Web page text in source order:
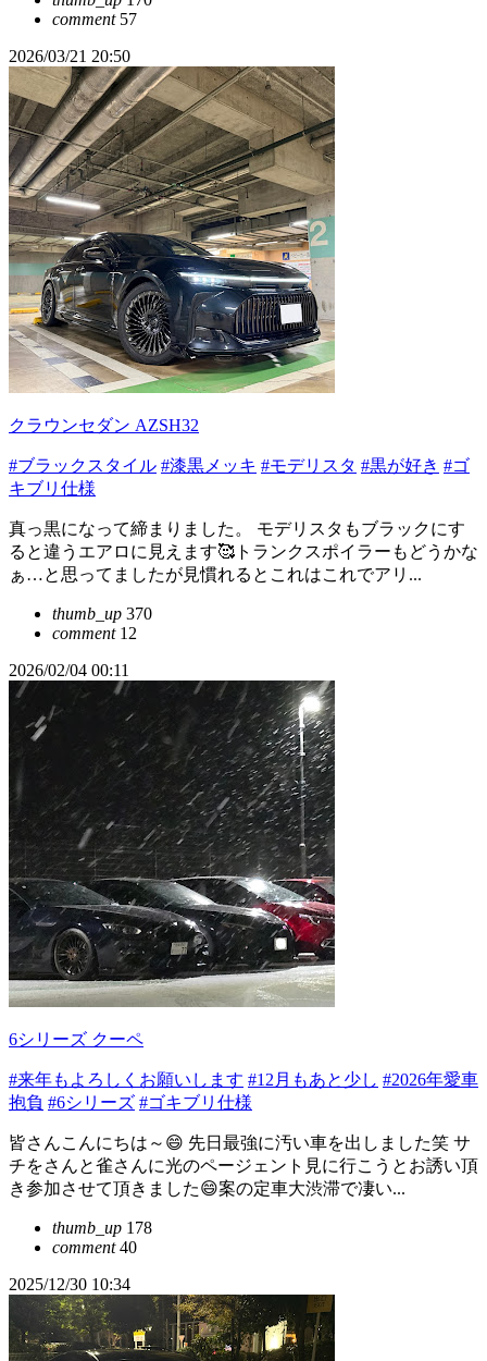
comment57
2026/03/21 20:50
クラウンセダン AZSH32
#ブラックスタイル #漆黒メッキ #モデリスタ #黒が好き #ゴ
キブリ仕様
真っ黒になって締まりました。 モデリスタもブラックにす
ると違うエアロに見えます🥰トランクスポイラーもどうかな
ぁ…と思ってましたが見慣れるとこれはこれでアリ...
thumb_up 370
comment12
2026/02/04 00:11
6シリーズ クーペ
#来年もよろしくお願いします #12月もあと少し #2026年愛車
抱負 #6シリーズ #ゴキブリ仕様
皆さんこんにちは～😄 先日最強に汚い車を出しました笑 サ
チをさんと雀さんに光のページェント見に行こうとお誘い頂
き参加させて頂きました😄案の定車大渋滞で凄い...
thumb_up 178
comment40
2025/12/30 10:34